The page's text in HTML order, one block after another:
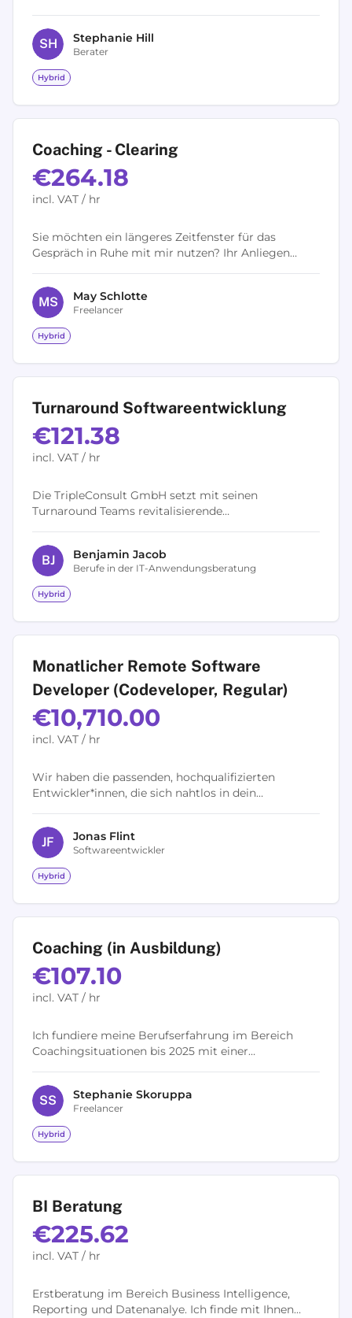
Geschäftsziele erreichst? Als...
SH Stephanie Hill
Berater
Hybrid
Coaching - Clearing
€264.18
incl. VAT / hr
Sie möchten ein längeres Zeitfenster für das
Gespräch in Ruhe mit mir nutzen? Ihr Anliegen
MS May Schlotte
Freelancer
Hybrid
Turnaround Softwareentwicklung
€121.38
incl. VAT / hr
Die TripleConsult GmbH setzt mit seinen
Turnaround Teams revitalisierende
Softwareentwicklung – dafür steht das Team der
TripleConsult GmbH. Auf...
BJ Benjamin Jacob
Berufe in der IT-Anwendungsberatung
Hybrid
Monatlicher Remote Software
Developer (Codeveloper, Regular)
€10,710.00
incl. VAT / hr
Wir haben die passenden, hochqualifizierten
Entwickler*innen, die sich nahtlos in dein
Entwicklungs-Potential zu...
JF Jonas Flint
Softwareentwickler
Hybrid
Coaching (in Ausbildung)
€107.10
incl. VAT / hr
Ich fundiere meine Berufserfahrung im Bereich
Coachingsituationen bis 2025 mit einer
ich Coachings (Führungskräfte, Fachkräfte,...
SS Stephanie Skoruppa
Freelancer
Hybrid
BI Beratung
€225.62
incl. VAT / hr
Erstberatung im Bereich Business Intelligence,
Reporting und Datenanalye. Ich finde mit Ihnen